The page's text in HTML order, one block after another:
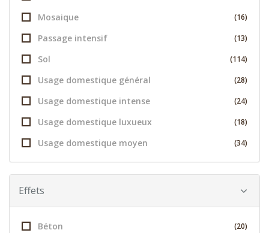
Mosaique (16)
Passage intensif (13)
Sol (114)
Usage domestique général (28)
Usage domestique intense (24)
Usage domestique luxueux (18)
Usage domestique moyen (34)
Effets
Béton (20)